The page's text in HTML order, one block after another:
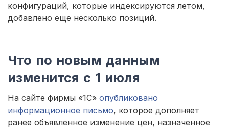
конфигураций, которые индексируются летом,
добавлено еще несколько позиций.
Что по новым данным
изменится с 1 июля
На сайте фирмы «1С» опубликовано
информационное письмо, которое дополняет
ранее объявленное изменение цен, назначенное